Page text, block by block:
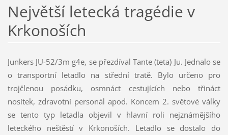
Největší letecká tragédie v
Krkonoších
Junkers JU-52/3m g4e, se přezdíval Tante (teta) Ju. Jednalo se
o transportní letadlo na střední tratě. Bylo určeno pro
trojčlenou posádku, osmnáct cestujících nebo třináct
nosítek, zdravotní personál apod. Koncem 2. světové války
se tento typ letadla objevil v hlavní roli nejznámějšího
leteckého neštěstí v Krkonoších. Letadlo se dostalo do